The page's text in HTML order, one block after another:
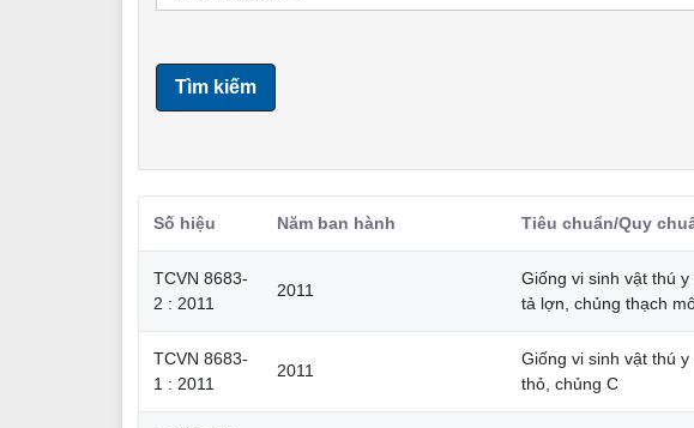
Tìm kiếm
Số hiệu Năm ban hành Tiêu chuẩn/Quy
TCVN 8683-
2 : 2011
2011
Giống vi sinh vật thú
tả lợn, chủng thạch
TCVN 8683-
1 : 2011
2011
Giống vi sinh vật thú
thỏ, chủng C